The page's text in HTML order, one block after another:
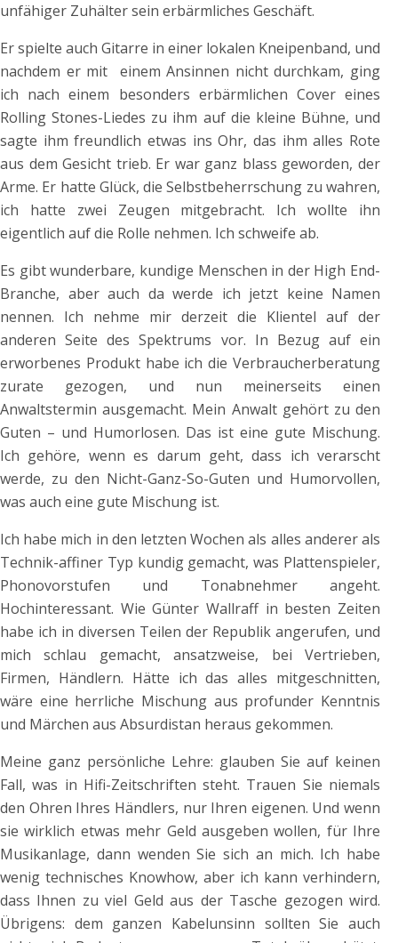
unfähiger Zuhälter sein erbärmliches Geschäft.
Er spielte auch Gitarre in einer lokalen Kneipenband, und
nachdem er mit einem Ansinnen nicht durchkam, ging
ich nach einem besonders erbärmlichen Cover eines
Rolling Stones-Liedes zu ihm auf die kleine Bühne, und
sagte ihm freundlich etwas ins Ohr, das ihm alles Rote
aus dem Gesicht trieb. Er war ganz blass geworden, der
Arme. Er hatte Glück, die Selbstbeherrschung zu wahren,
ich hatte zwei Zeugen mitgebracht. Ich wollte ihn
eigentlich auf die Rolle nehmen. Ich schweife ab.
Es gibt wunderbare, kundige Menschen in der High End-
Branche, aber auch da werde ich jetzt keine Namen
nennen. Ich nehme mir derzeit die Klientel auf der
anderen Seite des Spektrums vor. In Bezug auf ein
erworbenes Produkt habe ich die Verbraucherberatung
zurate gezogen, und nun meinerseits einen
Anwaltstermin ausgemacht. Mein Anwalt gehört zu den
Guten – und Humorlosen. Das ist eine gute Mischung.
Ich gehöre, wenn es darum geht, dass ich verarscht
werde, zu den Nicht-Ganz-So-Guten und Humorvollen,
was auch eine gute Mischung ist.
Ich habe mich in den letzten Wochen als alles anderer als
Technik-affiner Typ kundig gemacht, was Plattenspieler,
Phonovorstufen und Tonabnehmer angeht.
Hochinteressant. Wie Günter Wallraff in besten Zeiten
habe ich in diversen Teilen der Republik angerufen, und
mich schlau gemacht, ansatzweise, bei Vertrieben,
Firmen, Händlern. Hätte ich das alles mitgeschnitten,
wäre eine herrliche Mischung aus profunder Kenntnis
und Märchen aus Absurdistan heraus gekommen.
Meine ganz persönliche Lehre: glauben Sie auf keinen
Fall, was in Hifi-Zeitschriften steht. Trauen Sie niemals
den Ohren Ihres Händlers, nur Ihren eigenen. Und wenn
sie wirklich etwas mehr Geld ausgeben wollen, für Ihre
Musikanlage, dann wenden Sie sich an mich. Ich habe
wenig technisches Knowhow, aber ich kann verhindern,
dass Ihnen zu viel Geld aus der Tasche gezogen wird.
Übrigens: dem ganzen Kabelunsinn sollten Sie auch